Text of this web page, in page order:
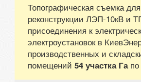
Топографическая съемка для
реконструкции ЛЭП-10кВ и
присоединения к
электроустановок в
производственных и
помещений 54 участка Гапо